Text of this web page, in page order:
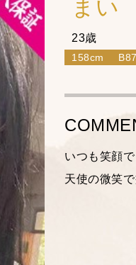
まい
23歳
158cm
いつも笑顔
天使の微笑